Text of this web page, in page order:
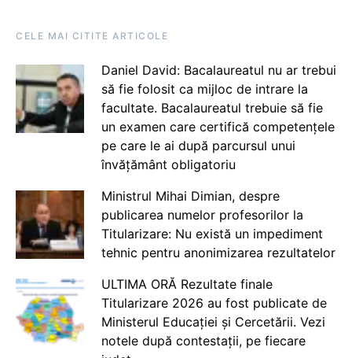
CELE MAI CITITE ARTICOLE
Daniel David: Bacalaureatul nu ar trebui
să fie folosit ca mijloc de intrare la
facultate. Bacalaureatul trebuie să fie
un examen care certifică competențele
pe care le ai după parcursul unui
învățământ obligatoriu
Ministrul Mihai Dimian, despre
publicarea numelor profesorilor la
Titularizare: Nu există un impediment
tehnic pentru anonimizarea rezultatelor
ULTIMA ORĂ Rezultate finale
Titularizare 2026 au fost publicate de
Ministerul Educației și Cercetării. Vezi
notele după contestații, pe fiecare